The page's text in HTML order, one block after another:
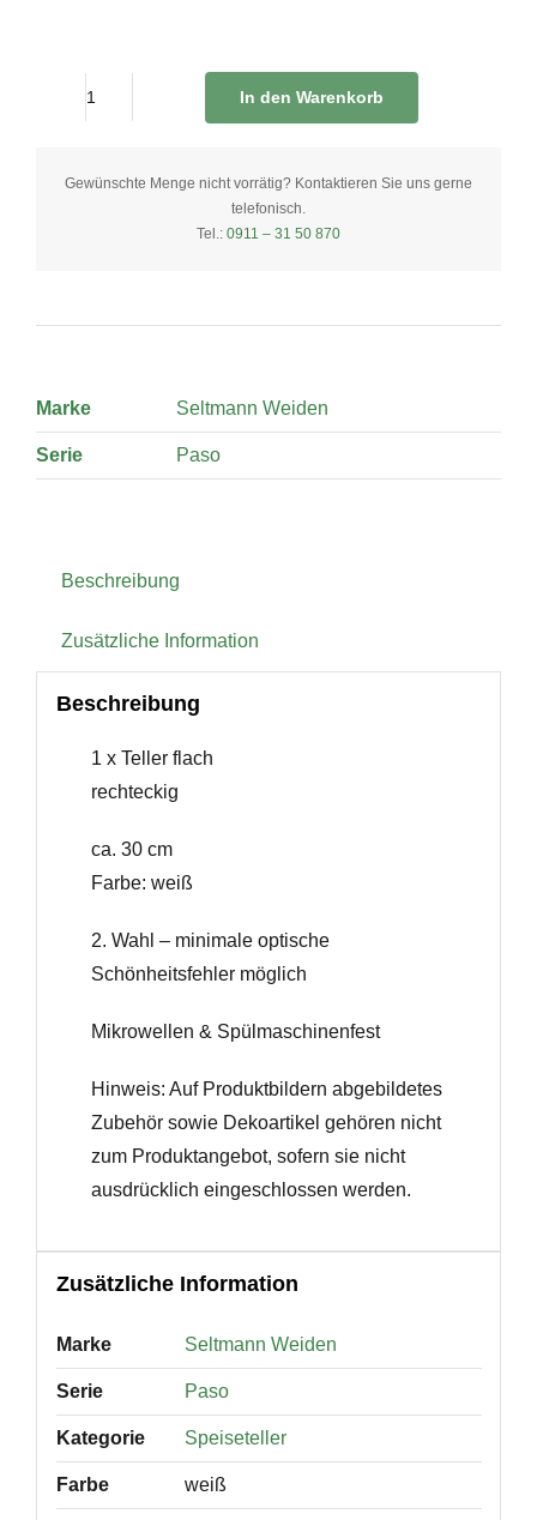
cm
In den Warenkorb
Gewünschte Menge nicht vorrätig? Kontaktieren Sie uns gerne
telefonisch.
Tel.: 0911 – 31 50 870
Marke Seltmann Weiden
Serie Paso
Beschreibung
Zusätzliche Information
Beschreibung
1 x Teller flach
rechteckig
ca. 30 cm
Farbe: weiß
2. Wahl – minimale optische
Schönheitsfehler möglich
Mikrowellen & Spülmaschinenfest
Hinweis: Auf Produktbildern abgebildetes
Zubehör sowie Dekoartikel gehören nicht
zum Produktangebot, sofern sie nicht
ausdrücklich eingeschlossen werden.
Zusätzliche Information
Marke Seltmann Weiden
Serie Paso
Kategorie Speiseteller
Farbe weiß